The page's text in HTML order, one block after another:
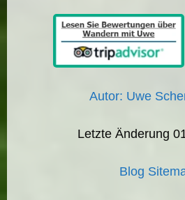
Autor: Uwe
Letzte Änderung
Blog